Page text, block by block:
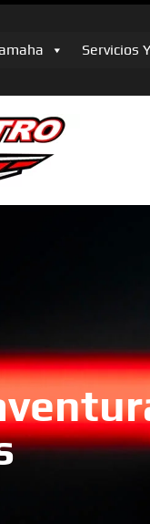
Servicios